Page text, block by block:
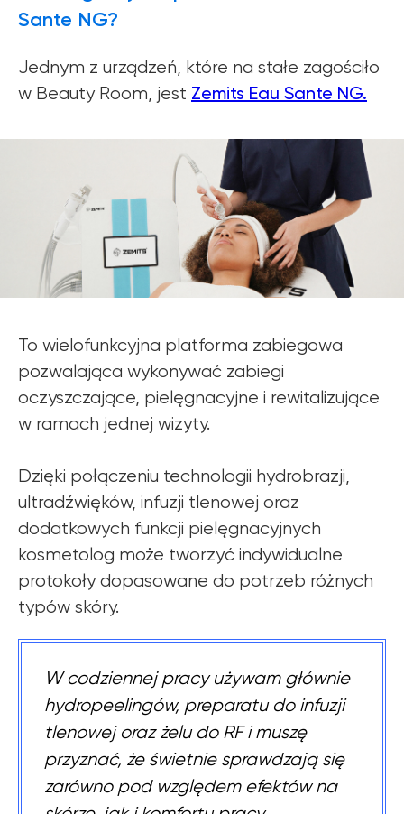
Sante NG?
Jednym z urządzeń, które na stałe zagościło
w Beauty Room, jest Zemits Eau Sante NG.
To wielofunkcyjna platforma zabiegowa
pozwalająca wykonywać zabiegi
oczyszczające, pielęgnacyjne i rewitalizujące
w ramach jednej wizyty.
Dzięki połączeniu technologii hydrobrazji,
ultradźwięków, infuzji tlenowej oraz
dodatkowych funkcji pielęgnacyjnych
kosmetolog może tworzyć indywidualne
protokoły dopasowane do potrzeb różnych
typów skóry.
W codziennej pracy używam głównie
hydropeelingów, preparatu do infuzji
tlenowej oraz żelu do RF i muszę
przyznać, że świetnie sprawdzają się
zarówno pod względem efektów na